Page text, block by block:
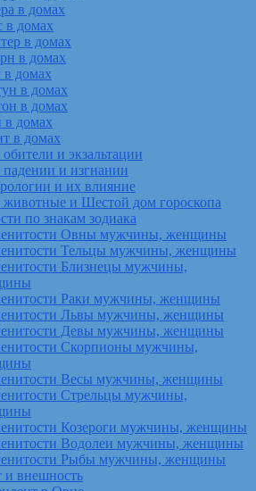
в домах
в домах
в домах
в домах
в домах
в домах
в домах
в домах
в домах
и экзальтации
и изгнании
и их влияние
и Шестой дом гороскопа
по знакам зодиака
Овны мужчины, женщины
Тельцы мужчины, женщины
Близнецы мужчины,
Раки мужчины, женщины
Львы мужчины, женщины
Девы мужчины, женщины
Скорпионы мужчины,
Весы мужчины, женщины
Стрельцы мужчины,
Козероги мужчины, женщины
Водолеи мужчины, женщины
Рыбы мужчины, женщины
и внешность